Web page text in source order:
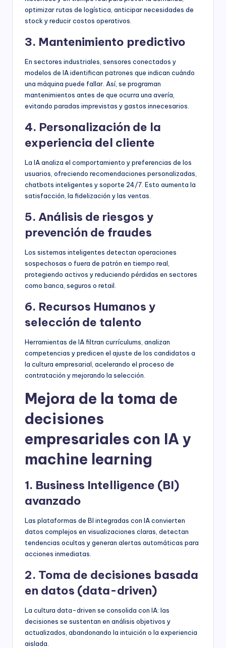
optimizar rutas de logística, anticipar necesidades de
stock y reducir costos operativos.
3. Mantenimiento predictivo
En sectores industriales, sensores conectados y
modelos de IA identifican patrones que indican cuándo
una máquina puede fallar. Así, se programan
mantenimientos antes de que ocurra una avería,
evitando paradas imprevistas y gastos innecesarios.
4. Personalización de la
experiencia del cliente
La IA analiza el comportamiento y preferencias de los
usuarios, ofreciendo recomendaciones personalizadas,
chatbots inteligentes y soporte 24/7. Esto aumenta la
satisfacción, la fidelización y las ventas.
5. Análisis de riesgos y
prevención de fraudes
Los sistemas inteligentes detectan operaciones
sospechosas o fuera de patrón en tiempo real,
protegiendo activos y reduciendo pérdidas en sectores
como banca, seguros o retail.
6. Recursos Humanos y
selección de talento
Herramientas de IA filtran currículums, analizan
competencias y predicen el ajuste de los candidatos a
la cultura empresarial, acelerando el proceso de
contratación y mejorando la selección.
Mejora de la toma de
decisiones
empresariales con IA y
machine learning
1. Business Intelligence (BI)
avanzado
Las plataformas de BI integradas con IA convierten
datos complejos en visualizaciones claras, detectan
tendencias ocultas y generan alertas automáticas para
acciones inmediatas.
2. Toma de decisiones basada
en datos (data-driven)
La cultura data-driven se consolida con IA: las
decisiones se sustentan en análisis objetivos y
actualizados, abandonando la intuición o la experiencia
aislada.